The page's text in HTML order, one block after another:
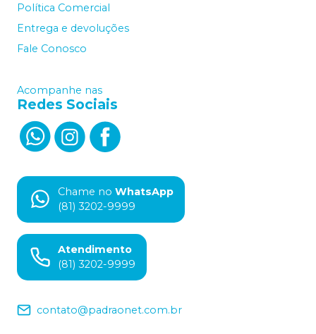
Política Comercial
Entrega e devoluções
Fale Conosco
Acompanhe nas
Redes Sociais
Chame no WhatsApp
(81) 3202-9999
Atendimento
(81) 3202-9999
contato@padraonet.com.br